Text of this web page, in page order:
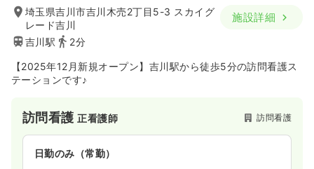
埼玉県吉川市吉川木売2丁目5-3 スカイグ
レード吉川
吉川駅
2分
施設詳細
【2025年12月新規オープン】吉川駅から徒歩5分の訪問看護ス
テーションです♪
訪問看護正看護師 訪問看護
日勤のみ（常勤）